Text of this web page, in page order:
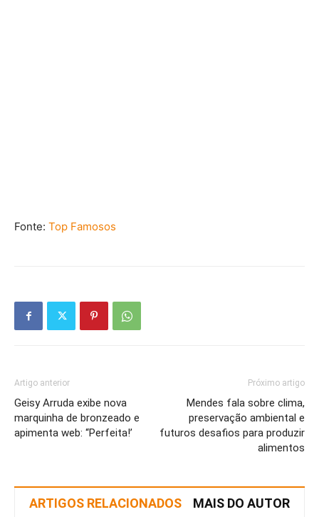
Fonte: Top Famosos
Artigo anterior
Geisy Arruda exibe nova
marquinha de bronzeado e
apimenta web: “Perfeita!’
Próximo artigo
Mendes fala sobre clima,
preservação ambiental e
futuros desafios para produzir
alimentos
ARTIGOS RELACIONADOS MAIS DO AUTOR